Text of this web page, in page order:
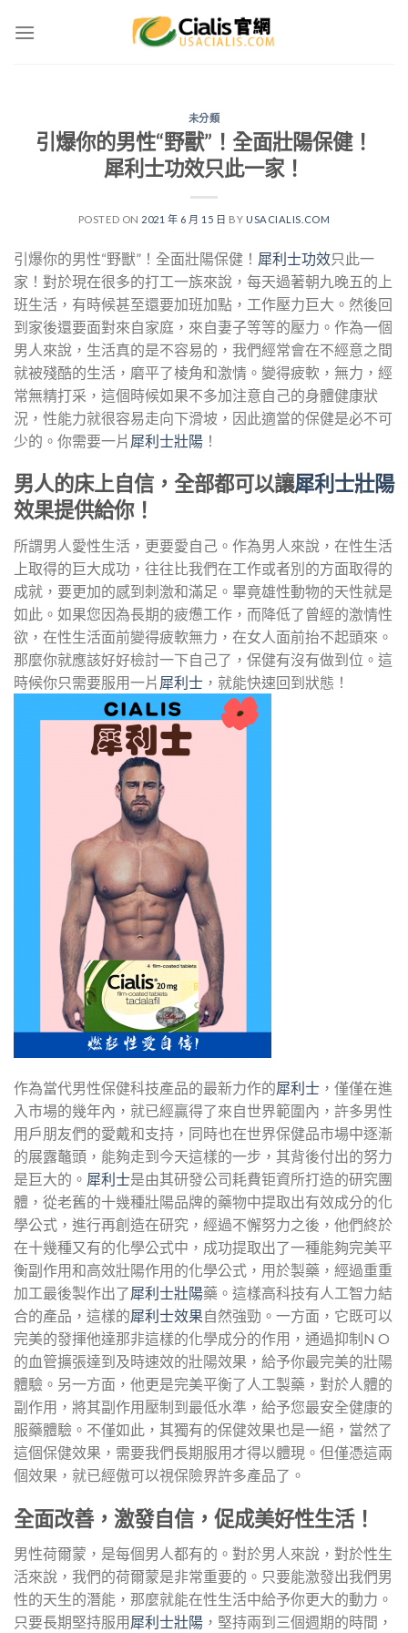
未分類
引爆你的男性“野獸”！全面壯陽保健！
犀利士功效只此一家！
POSTED ON 2021 年 6 月 15 日 BY USACIALIS.COM
引爆你的男性“野獸”！全面壯陽保健！ 犀利士功效只此一
家！對於現在很多的打工一族來說，每天過著朝九晚五的上
班生活，有時候甚至還要加班加點，工作壓力巨大。然後回
到家後還要面對來自家庭，來自妻子等等的壓力。作為一個
男人來說，生活真的是不容易的，我們經常會在不經意之間
就被殘酷的生活，磨平了棱角和激情。變得疲軟，無力，經
常無精打采，這個時候如果不多加注意自己的身體健康狀
況，性能力就很容易走向下滑坡，因此適當的保健是必不可
少的。你需要一片 犀利士壯陽 ！
男人的床上自信，全部都可以讓犀利士壯陽
效果提供給你！
所謂男人愛性生活，更要愛自己。作為男人來說，在性生活
上取得的巨大成功，往往比我們在工作或者別的方面取得的
成就，要更加的感到刺激和滿足。畢竟雄性動物的天性就是
如此。如果您因為長期的疲憊工作，而降低了曾經的激情性
欲，在性生活面前變得疲軟無力，在女人面前抬不起頭來。
那麼你就應該好好檢討一下自己了，保健有沒有做到位。這
時候你只需要服用一片 犀利士 ，就能快速回到狀態！
作為當代男性保健科技產品的最新力作的犀利士 ，僅僅在進
入市場的幾年內，就已經贏得了來自世界範圍內，許多男性
用戶朋友們的愛戴和支持，同時也在世界保健品市場中逐漸
的展露鼇頭，能夠走到今天這樣的一步，其背後付出的努力
是巨大的。 犀利士是由其研發公司耗費钜資所打造的研究團
體，從老舊的十幾種壯陽品牌的藥物中提取出有效成分的化
學公式，進行再創造在研究，經過不懈努力之後，他們終於
在十幾種又有的化學公式中，成功提取出了一種能夠完美平
衡副作用和高效壯陽作用的化學公式，用於製藥，經過重重
加工最後製作出了犀利士壯陽藥。這樣高科技有人工智力結
合的產品，這樣的犀利士效果自然強勁。一方面，它既可以
完美的發揮他達那非這樣的化學成分的作用，通過抑制N O
的血管擴張達到及時速效的壯陽效果，給予你最完美的壯陽
體驗。另一方面，他更是完美平衡了人工製藥，對於人體的
副作用，將其副作用壓制到最低水準，給予您最安全健康的
服藥體驗。不僅如此，其獨有的保健效果也是一絕，當然了
這個保健效果，需要我們長期服用才得以體現。但僅憑這兩
個效果，就已經傲可以視保險界許多產品了。
全面改善，激發自信，促成美好性生活！
男性荷爾蒙，是每個男人都有的。對於男人來說，對於性生
活來說，我們的荷爾蒙是非常重要的。只要能激發出我們男
性的天生的潛能，那麼就能在性生活中給予你更大的動力。
只要長期堅持服用 犀利士壯陽 ，堅持兩到三個週期的時間，